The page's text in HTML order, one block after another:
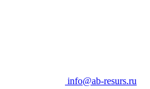
info@ab-resurs.ru